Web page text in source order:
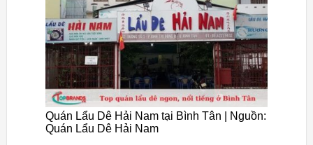
Quán Lẩu Dê Hải Nam tại Bình Tân | Nguồn:
Quán Lẩu Dê Hải Nam